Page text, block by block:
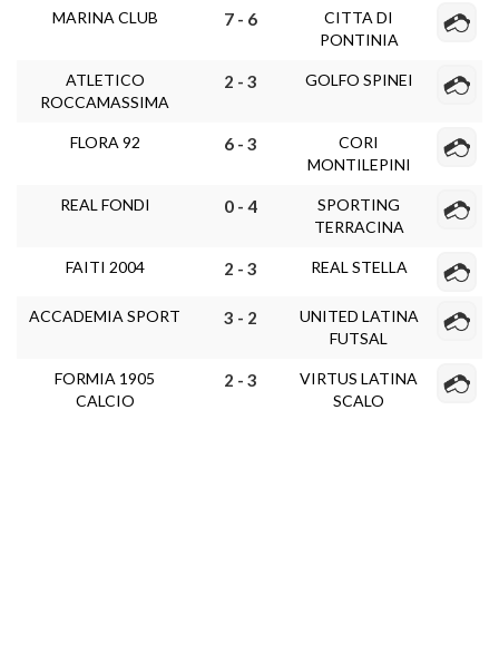
MARINA CLUB 7 - 6
CITTA DI
PONTINIA
ATLETICO
ROCCAMASSIMA
2 - 3 GOLFO SPINEI
FLORA 92 6 - 3
CORI
MONTILEPINI
REAL FONDI 0 - 4
SPORTING
TERRACINA
FAITI 2004 2 - 3 REAL STELLA
ACCADEMIA SPORT 3 - 2
UNITED LATINA
FUTSAL
FORMIA 1905
CALCIO
2 - 3
VIRTUS LATINA
SCALO